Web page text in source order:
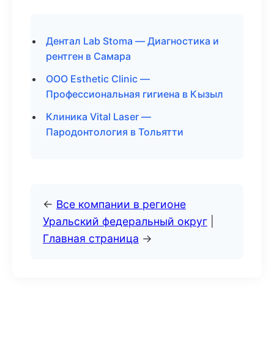
Дентал Lab Stoma — Диагностика и
рентген в Самара
ООО Esthetic Clinic —
Профессиональная гигиена в Кызыл
Клиника Vital Laser —
Пародонтология в Тольятти
← Все компании в регионе
Уральский федеральный округ
Главная страница →